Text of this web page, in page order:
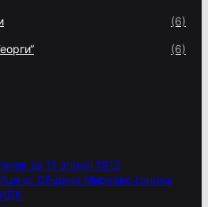
(6)
(6)
за 11 април 1912
от Община Мирково гониха